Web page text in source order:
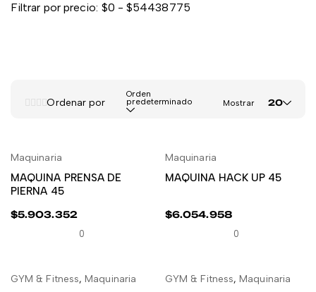
Filtrar por precio: $0 - $54438775
Ordenar por
Orden
predeterminado Mostrar 20
LEER MÁS
Maquinaria
MAQUINA PRENSA DE
PIERNA 45
$5.903.352
0
LEER MÁS
Maquinaria
MAQUINA HACK UP 45
$6.054.958
0
LEER MÁS
GYM & Fitness,Maquinaria
LEER MÁS
GYM & Fitness,Maquinaria